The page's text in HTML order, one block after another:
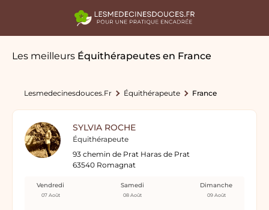
Les meilleurs Équithérapeutes en France
Lesmedecinesdouces.fr Équithérapeute France
SYLVIA ROCHE
Équithérapeute
93 chemin de Prat Haras de Prat
63540 Romagnat
Vendredi
07 Août
Samedi
08 Août
Dimanche
09 Août